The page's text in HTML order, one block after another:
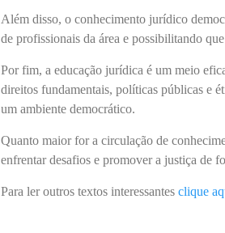
Além disso, o conhecimento jurídico
de profissionais da área e possibilitando
Por fim, a educação jurídica é um meio
direitos fundamentais, políticas públicas e
um ambiente democrático.
Quanto maior for a circulação de
enfrentar desafios e promover a justiça de
Para ler outros textos interessantes clique